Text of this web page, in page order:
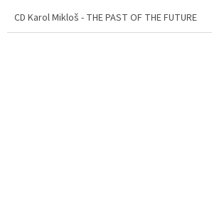
CD Karol Mikloš - THE PAST OF THE FUTURE